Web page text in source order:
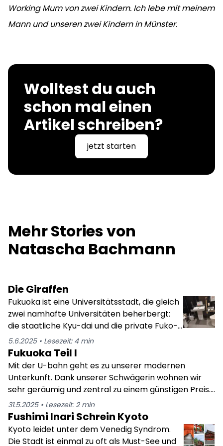
Working Mum von zwei Kindern. Ich lebe mit meinem
Mann und unseren zwei Kindern in Münster.
Wolltest du auch
schon mal einen
Artikel schreiben?
jetzt starten
Mehr Stories von
Natascha Bachmann
Die Giraffen
Fukuoka ist eine Universitätsstadt, die gleich
zwei namhafte Universitäten beherbergt:
die staatliche Kyu-dai und die private Fuko-
dai. Daher ist Fukuoka sehr international.
Viele Amerikaner und Eueopäer leben und
arbeiten hier, z.B. als Sprachlehrer oder
Gastdozenten. Wir sind also nicht die ersten
westlichen Wesen, die in den Straßen
unterwegs sind. Und dennoch sind wir wie
Giraffen auf einer Eisscholle voller Pinguine.
Das ganze wird nicht besser mit 2 kleinen,
niedlichen Kindern. Das "Kawaiiiii" (niedlich)
5.6.2025• Lesezeit: 4min
Fukuoka Teil I
Mit der U-bahn geht es zu unserer modernen
Unterkunft. Dank unserer Schwägerin wohnen wir
sehr geräumig und zentral zu einem günstigen Preis.
Es fühlt sich fast ein bisschen wie nach Hause
kommen an. Wie überall, ist auch diese
Ferienwohnung voll ausgestattet mit
Waschmaschine, Waschpulver, Geschirr etc. Wir
31.5.2025• Lesezeit: 2min
Fushimi Inari Schrein Kyoto
Kyoto leidet unter dem Venedig Syndrom.
Die Stadt ist einmal zu oft als Must-See und